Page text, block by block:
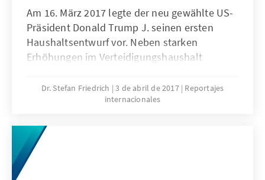
Am 16. März 2017 legte der neu gewählte US-
Präsident Donald Trump J. seinen ersten
Haushaltsentwurf vor. Neben starken
Erhöhungen im Verteidigungshaushalt
Einschnitte in den Budgetentwürfen für das
Außen- sowie das Umweltministerium hervor.
Etat des State Department könnten
erhebliche Auswirkungen auf die Arbeit der
Vereinten Nationen haben. Denn derzeit sind
Dr. Stefan Friedrich 3 de abril de 2017 Reportajes
internacionales